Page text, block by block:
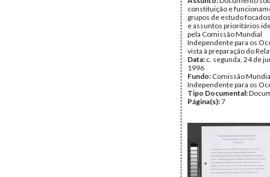
constituição e
grupos de estudo
e assuntos prioritários
pela Comissão Mundial
Independente para os
vista à preparação do
Data: c. segunda, 24 de
1996
Fundo: Comissão
Independente para os
Tipo Documental:
Página(s):7